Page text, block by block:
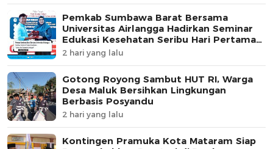
Pemkab Sumbawa Barat Bersama
Universitas Airlangga Hadirkan Seminar
Edukasi Kesehatan Seribu Hari Pertama
Kehidupan
2 hari yang lalu
Gotong Royong Sambut HUT RI, Warga
Desa Maluk Bersihkan Lingkungan
Berbasis Posyandu
2 hari yang lalu
Kontingen Pramuka Kota Mataram Siap